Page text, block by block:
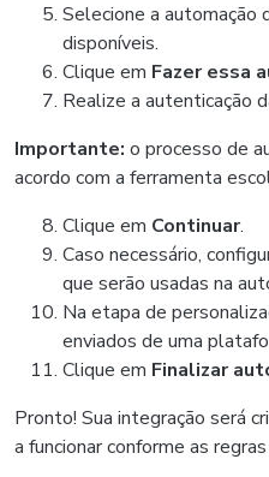
Selecione a automação
disponíveis.
Clique em Fazer essa
Realize a autenticação
Importante: o processo de
acordo com a ferramenta
Clique em Continuar.
Caso necessário,
que serão usadas na
Na etapa de
enviados de uma
Clique em Finalizar
Pronto! Sua integração será
a funcionar conforme as